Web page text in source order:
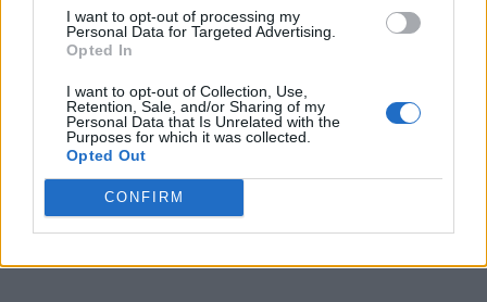
I want to opt-out of processing my
Personal Data for Targeted Advertising.
Opted In
I want to opt-out of Collection, Use,
Retention, Sale, and/or Sharing of my
Personal Data that Is Unrelated with the
Purposes for which it was collected.
Opted Out
CONFIRM
dell'essenza dell'uomo e dell'attore Alberto Sordi, tutto
proteso verso la ricerca del pensiero e delle azioni dell'essere
umano che rappresentava in maniera ironica facendoci così
riflettere. Un riconoscimento emozionante a lui dedicato
proprio a Valmontone, luogo in cui mio cugino Alberto passò la
sua infanzia spensierata circondato dall'affetto dei suoi cari e
da lui sempre rammentato con nostalgia e amore".